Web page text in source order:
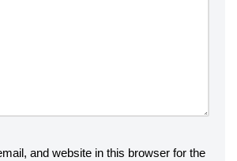
and website in this browser for the